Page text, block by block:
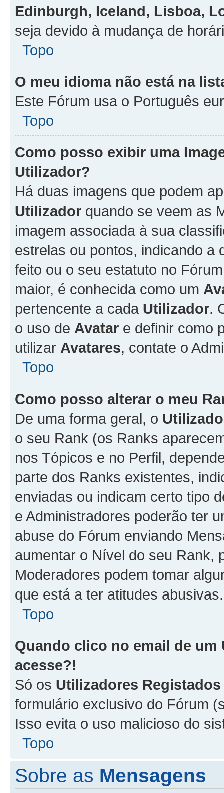
Edinburgh, Iceland, Lisboa,
seja devido à mudança de
Topo
O meu idioma não está na
Este Fórum usa o Português
Topo
Como posso exibir uma
Utilizador?
Há duas imagens que podem
Utilizador quando se veem as
imagem associada à sua
estrelas ou pontos, indicando a
feito ou o seu estatuto no
maior, é conhecida como um
pertencente a cada Utilizador.
o uso de Avatar e definir como
utilizar Avatares, contate o
Topo
Como posso alterar o meu
De uma forma geral, o
o seu Rank (os Ranks
nos Tópicos e no Perfil,
parte dos Ranks existentes,
enviadas ou indicam certo tipo
e Administradores poderão ter
abuse do Fórum enviando
aumentar o Nível do seu Rank,
Moderadores podem tomar
que está a ter atitudes abusivas.
Topo
Quando clico no email de um
acesse?!
Só os Utilizadores Registados
formulário exclusivo do Fórum
Isso evita o uso malicioso do
Topo
Sobre as Mensagens